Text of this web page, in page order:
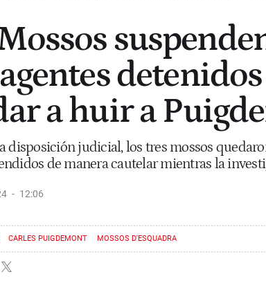
a huir a
disposición judicial, los tres mossos
de manera cautelar mientras la
12:06
CARLES PUIGDEMONT MOSSOS D'ESQUADRA